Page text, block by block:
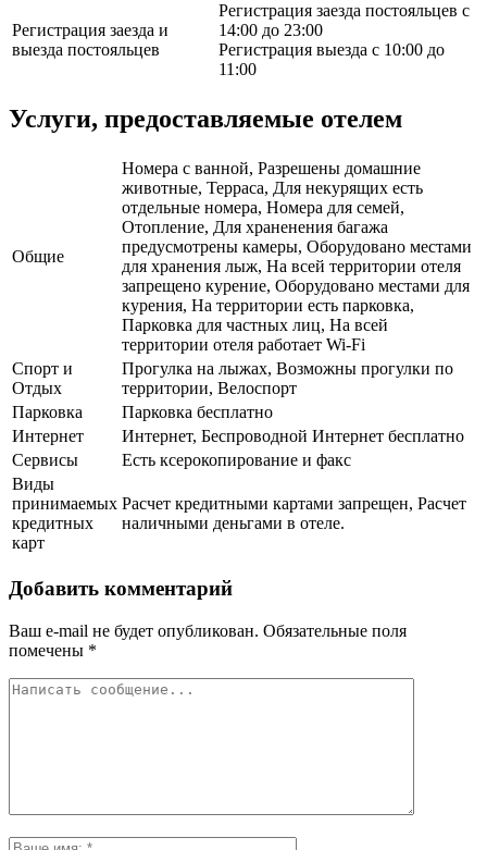
Регистрация заезда и
выезда постояльцев
Регистрация заезда постояльцев с
14:00 до 23:00
Регистрация выезда с 10:00 до
11:00
Услуги, предоставляемые отелем
Общие
Номера с ванной, Разрешены домашние
животные, Терраса, Для некурящих есть
отдельные номера, Номера для семей,
Отопление, Для храненения багажа
предусмотрены камеры, Оборудовано местами
для хранения лыж, На всей территории отеля
запрещено курение, Оборудовано местами для
курения, На территории есть парковка,
Парковка для частных лиц, На всей
территории отеля работает Wi-Fi
Спорт и
Отдых
Прогулка на лыжах, Возможны прогулки по
территории, Велоспорт
Парковка
Парковка бесплатно
Интернет
Интернет, Беспроводной Интернет бесплатно
Сервисы
Есть ксерокопирование и факс
Виды
принимаемых
кредитных
карт
Расчет кредитными картами запрещен, Расчет
наличными деньгами в отеле.
Добавить комментарий
Ваш e-mail не будет опубликован. Обязательные поля
помечены *